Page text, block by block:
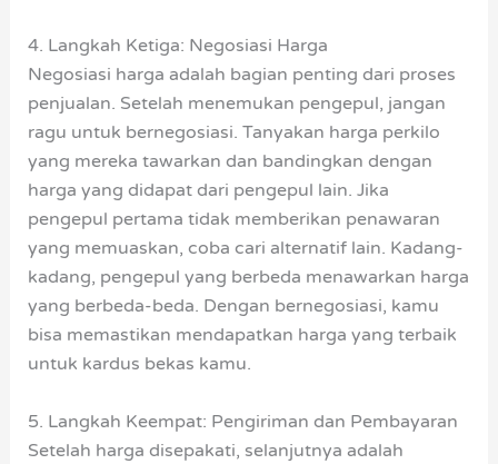
4. Langkah Ketiga: Negosiasi Harga
Negosiasi harga adalah bagian penting dari proses
penjualan. Setelah menemukan pengepul, jangan
ragu untuk bernegosiasi. Tanyakan harga perkilo
yang mereka tawarkan dan bandingkan dengan
harga yang didapat dari pengepul lain. Jika
pengepul pertama tidak memberikan penawaran
yang memuaskan, coba cari alternatif lain. Kadang-
kadang, pengepul yang berbeda menawarkan harga
yang berbeda-beda. Dengan bernegosiasi, kamu
bisa memastikan mendapatkan harga yang terbaik
untuk kardus bekas kamu.
5. Langkah Keempat: Pengiriman dan Pembayaran
Setelah harga disepakati, selanjutnya adalah